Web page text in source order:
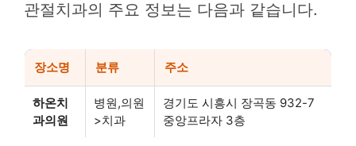
관절치과의 주요 정보는 다음과 같습니다.
장소명 분류 주소
하온치
과의원
병원,의원
>치과
경기도 시흥시 장곡동 932-7
중앙프라자 3층